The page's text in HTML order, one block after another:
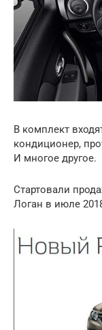
В комплект
кондиционер,
И многое другое.
Стартовали
Логан в июле